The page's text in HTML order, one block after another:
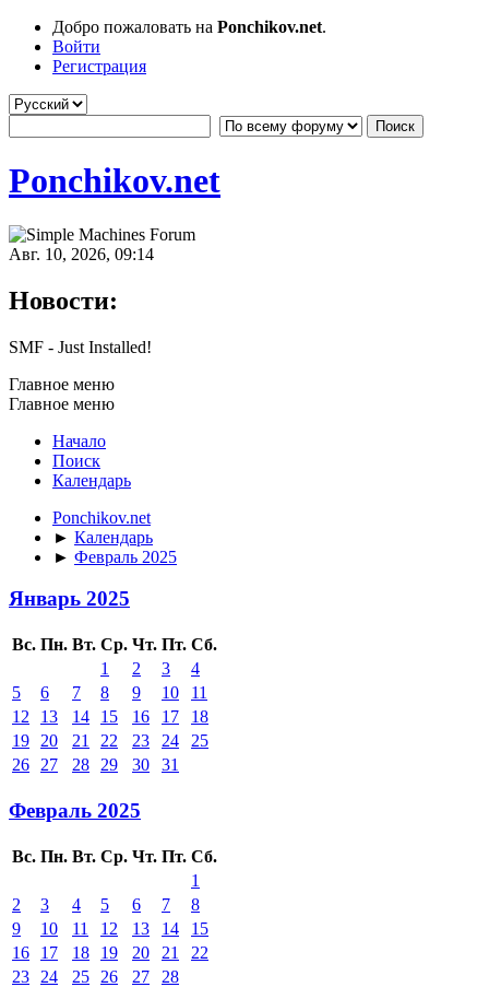
Добро пожаловать на Ponchikov.net.
Войти
Регистрация
Ponchikov.net
Авг. 10, 2026, 09:14
Новости:
SMF - Just Installed!
Главное меню
Главное меню
Начало
Поиск
Календарь
Ponchikov.net
► Календарь
► Февраль 2025
Январь 2025
Вс. Пн. Вт. Ср. Чт. Пт. Сб.
1
2 3
4
5
6 7 8 9 10
11
12
13 14 15 16 17
18
19
20 21 22 23 24
25
26
27 28 29 30 31
Февраль 2025
Вс. Пн. Вт. Ср. Чт. Пт. Сб.
1
2
3 4 5 6 7
8
9
10 11 12 13 14
15
16
17 18 19 20 21
22
23
24 25 26 27 28